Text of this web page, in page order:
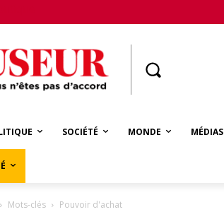
SOCIÉTÉ MONDE MÉDIAS
Mots-clés Pouvoir d'achat